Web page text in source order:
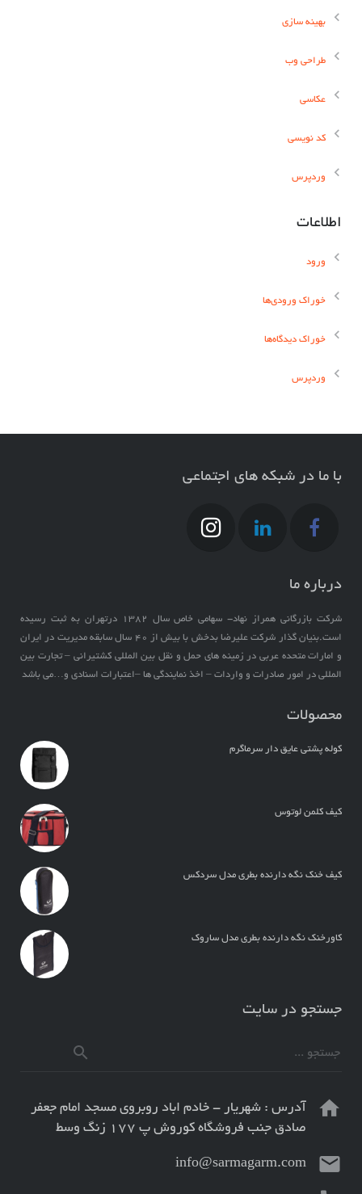
بهینه سازی
طراحی وب
عکاسی
کد نویسی
وردپرس
اطلاعات
ورود
خوراک ورودی‌ها
خوراک دیدگاه‌ها
وردپرس
با ما در شبکه های اجتماعی
درباره ما
شرکت بازرگانی همراز نهاد- سهامی خاص سال ۱۳۸۲ درتهران به ثبت رسیده
است.بنیان گذار شرکت علیرضا بدخش با بیش از ۴۰ سال سابقه مدیریت در ایران
و امارات متحده عربی در زمینه های حمل و نقل بین المللی کشتیرانی – تجارت بین
المللی در امور صادرات و واردات – اخذ نمایندگی ها –اعتبارات اسنادی و…می باشد
محصولات
کوله پشتی عایق دار سرماگرم
کیف کلمن لوتوس
کیف خنک نگه دارنده بطری مدل سردکس
کاورخنک نگه دارنده بطری مدل ساروک
جستجو در سایت
آدرس : شهریار - خادم اباد روبروی مسجد امام جعفر
صادق جنب فروشگاه کوروش پ ۱۷۷ زنگ وسط
info@sarmagarm.com